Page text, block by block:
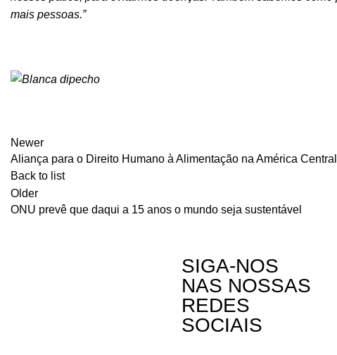
mais pessoas.”
Newer
Aliança para o Direito Humano à Alimentação na América
Back to list
Older
ONU prevê que daqui a 15 anos o mundo seja sustentável
SIGA-NOS
NAS NOSSAS
REDES
SOCIAIS